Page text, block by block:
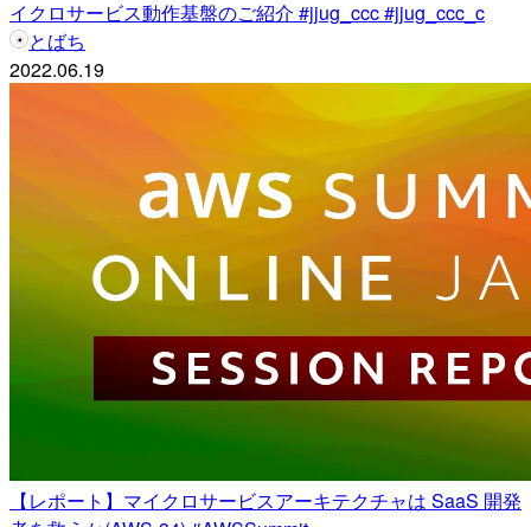
イクロサービス動作基盤のご紹介 #jjug_ccc #jjug_ccc_c
とばち
2022.06.19
【レポート】マイクロサービスアーキテクチャは SaaS 開発